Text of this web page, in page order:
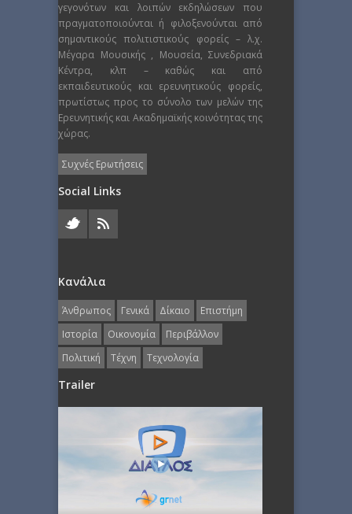
γεγονότων και λοιπών εκδηλώσεων που
πραγματοποιούνται ή φιλοξενούνται από
σημαντικούς πολιτιστικούς φορείς – λ.χ.
Μέγαρα Μουσικής , Μουσεία, Συνεδριακά
Κέντρα, κλπ – καθώς και από
εκπαιδευτικούς και ερευνητικούς φορείς,
πρωτίστως προς το σύνολο των μελών της
Ερευνητικής και Ακαδημαϊκής κοινότητας της
χώρας.
Συχνές Ερωτήσεις
Social Links
Κανάλια
Άνθρωπος Γενικά Δίκαιο
Επιστήμη
Ιστορία
Οικονομία
Περιβάλλον
Πολιτική
Τέχνη Τεχνολογία
Trailer